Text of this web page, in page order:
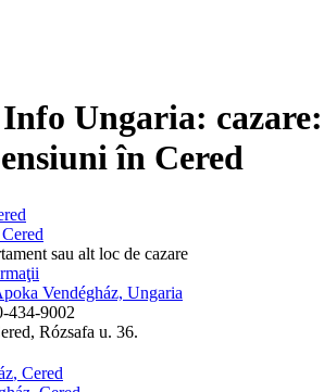
Ungaria:
în Cered
sau alt loc de cazare
Vendégház, Ungaria
434-9002
, Rózsafa u. 36.
, Cered